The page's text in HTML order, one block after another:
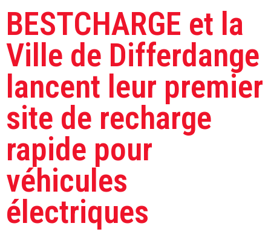
BESTCHARGE et la
Ville de Differdange
lancent leur premier
site de recharge
rapide pour
véhicules
électriques